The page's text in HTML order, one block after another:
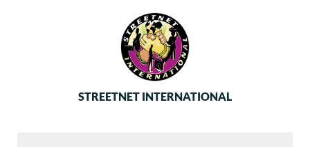
STREETNET INTERNATIONAL